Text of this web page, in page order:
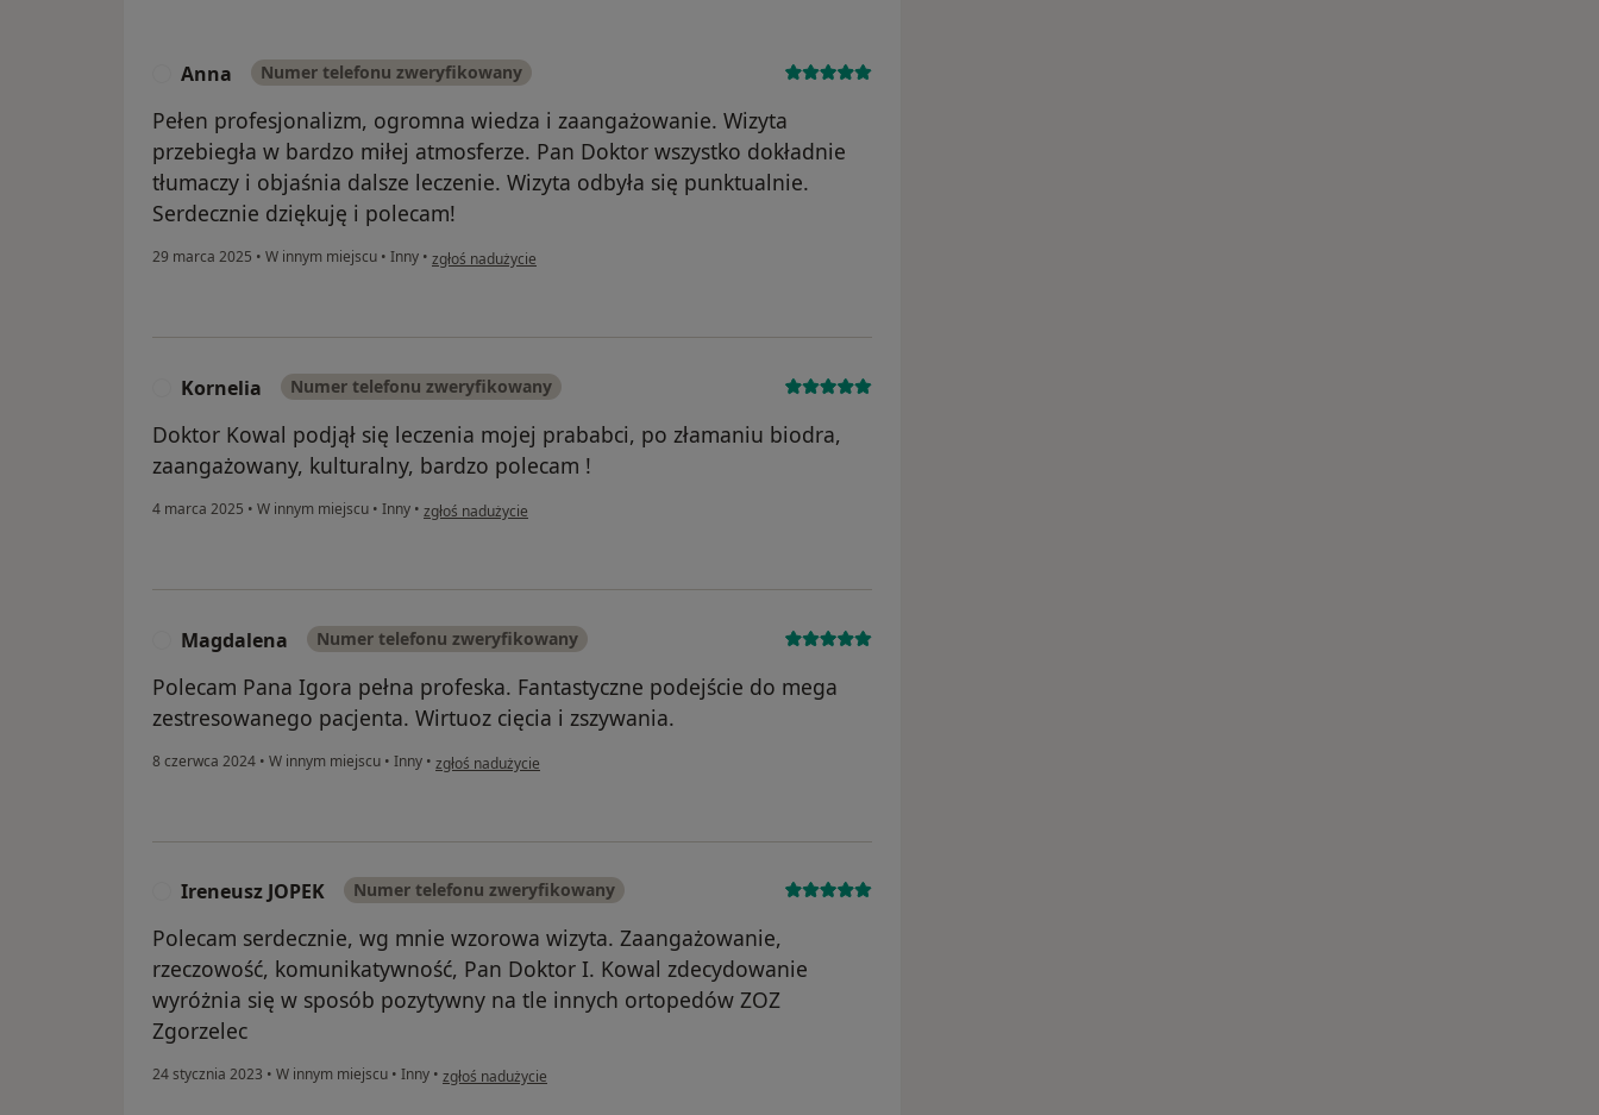
Anna Numer telefonu zweryfikowany
Pełen profesjonalizm, ogromna wiedza i zaangażowanie. Wizyta
przebiegła w bardzo miłej atmosferze. Pan Doktor wszystko dokładnie
tłumaczy i objaśnia dalsze leczenie. Wizyta odbyła się punktualnie.
Serdecznie dziękuję i polecam!
29 marca 2025 • W innym miejscu • Inny • w opinii użytkownika Anna
zgłoś nadużycie
Kornelia Numer telefonu zweryfikowany
Doktor Kowal podjął się leczenia mojej prababci, po złamaniu biodra,
zaangażowany, kulturalny, bardzo polecam !
4 marca 2025 • W innym miejscu • Inny • w opinii użytkownika Kornelia
zgłoś nadużycie
Magdalena Numer telefonu zweryfikowany
Polecam Pana Igora pełna profeska. Fantastyczne podejście do mega
zestresowanego pacjenta. Wirtuoz cięcia i zszywania.
8 czerwca 2024 • W innym miejscu • Inny • w opinii użytkownika Magdalena
zgłoś nadużycie
Ireneusz JOPEK Numer telefonu zweryfikowany
Polecam serdecznie, wg mnie wzorowa wizyta. Zaangażowanie,
rzeczowość, komunikatywność, Pan Doktor I. Kowal zdecydowanie
wyróżnia się w sposób pozytywny na tle innych ortopedów ZOZ
Zgorzelec
24 stycznia 2023 • W innym miejscu • Inny • w opinii użytkownika Ireneusz JOPEK
zgłoś nadużycie